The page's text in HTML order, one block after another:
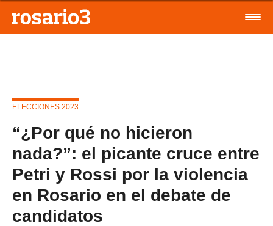
ELECCIONES 2023
“¿Por qué no hicieron
nada?”: el picante cruce entre
Petri y Rossi por la violencia
en Rosario en el debate de
candidatos